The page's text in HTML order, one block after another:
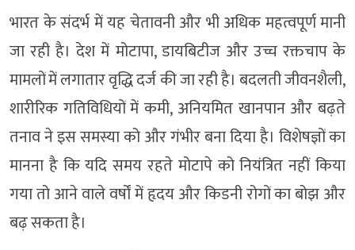
भारत के संदर्भ में यह चेतावनी और भी अधिक महत्वपूर्ण मानी
जा रही है। देश में मोटापा, डायबिटीज और उच्च रक्तचाप के
मामलों में लगातार वृद्धि दर्ज की जा रही है। बदलती जीवनशैली,
शारीरिक गतिविधियों में कमी, अनियमित खानपान और बढ़ते
तनाव ने इस समस्या को और गंभीर बना दिया है। विशेषज्ञों का
मानना है कि यदि समय रहते मोटापे को नियंत्रित नहीं किया
गया तो आने वाले वर्षों में हृदय और किडनी रोगों का बोझ और
बढ़ सकता है।